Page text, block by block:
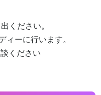
ください。
ーに行います。
ください